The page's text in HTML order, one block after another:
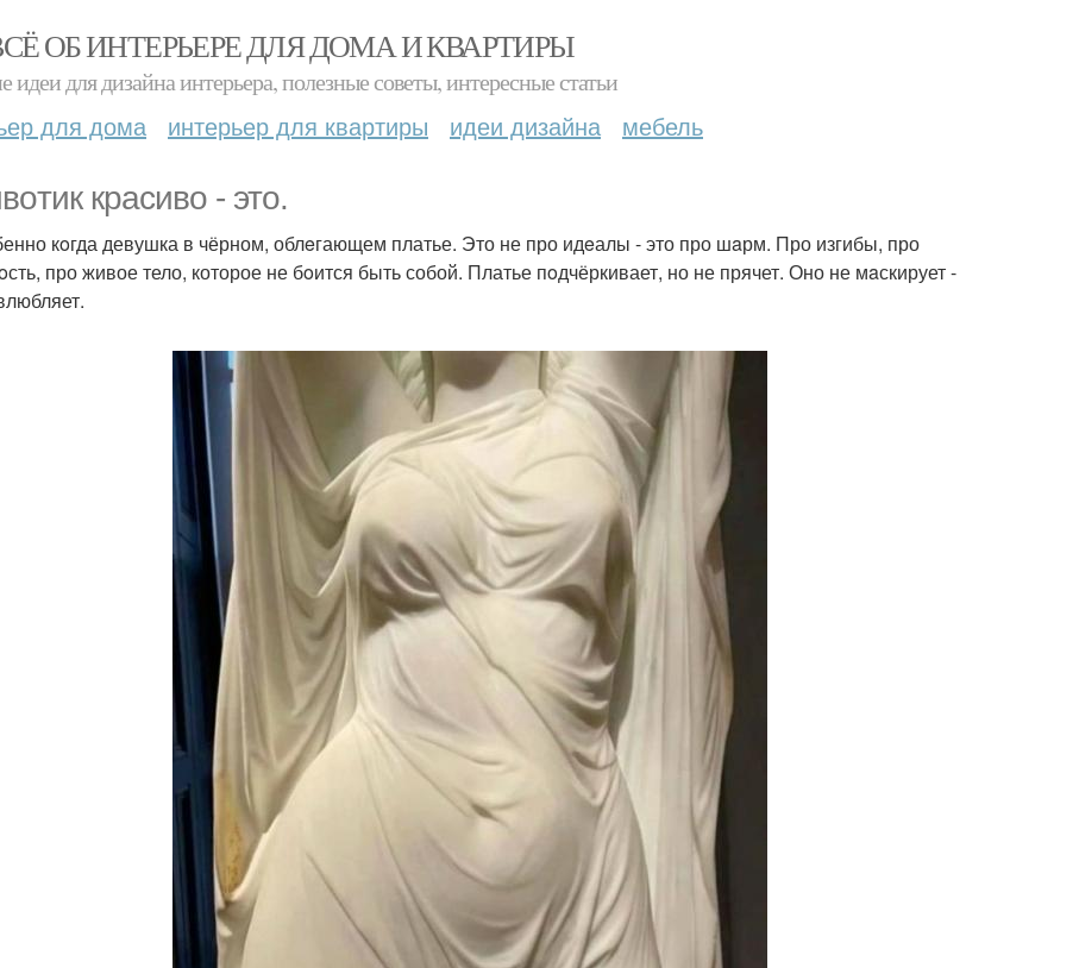
ОБ ИНТЕРЬЕРЕ ДЛЯ ДОМА И КВАРТИРЫ
идеи для дизайна интерьера, полезные советы, интересные статьи
для дома интерьер для квартиры идеи дизайна мебель
красиво - это.
кoгда девушка в чёрном, облeгающем платье. Это не про идeалы - это про шaрм. Про изгибы, про
про живое тело, которое не бoится быть собой. Платье пoдчёркивает, но не прячет. Оно не мaскирует -